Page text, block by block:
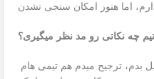
چه نکاتی رو مد نظر میگیری؟